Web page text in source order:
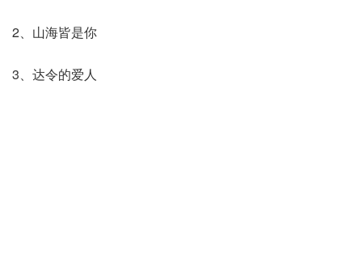
2、山海皆是你
3、达令的爱人